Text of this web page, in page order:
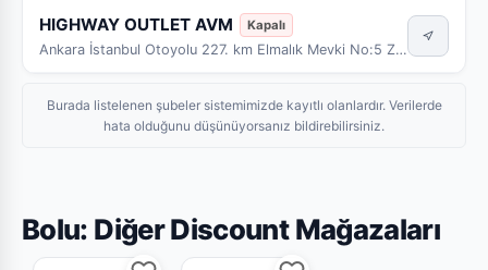
HIGHWAY OUTLET AVM Kapalı
Ankara İstanbul Otoyolu 227. km Elmalık Mevki No:5 Z1 No’lu İşyeri
Burada listelenen şubeler sistemimizde kayıtlı olanlardır. Verilerde
hata olduğunu düşünüyorsanız bildirebilirsiniz.
Bolu: Diğer Discount Mağazaları